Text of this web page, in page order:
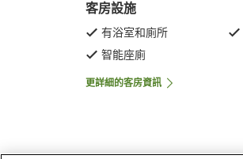
客房設施
有浴室和廁所
智能座廁
更詳細的客房資訊